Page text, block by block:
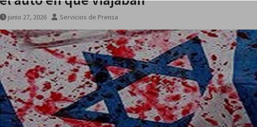
6 agosto 2026
junio 27, 2026 Servicios de Prensa